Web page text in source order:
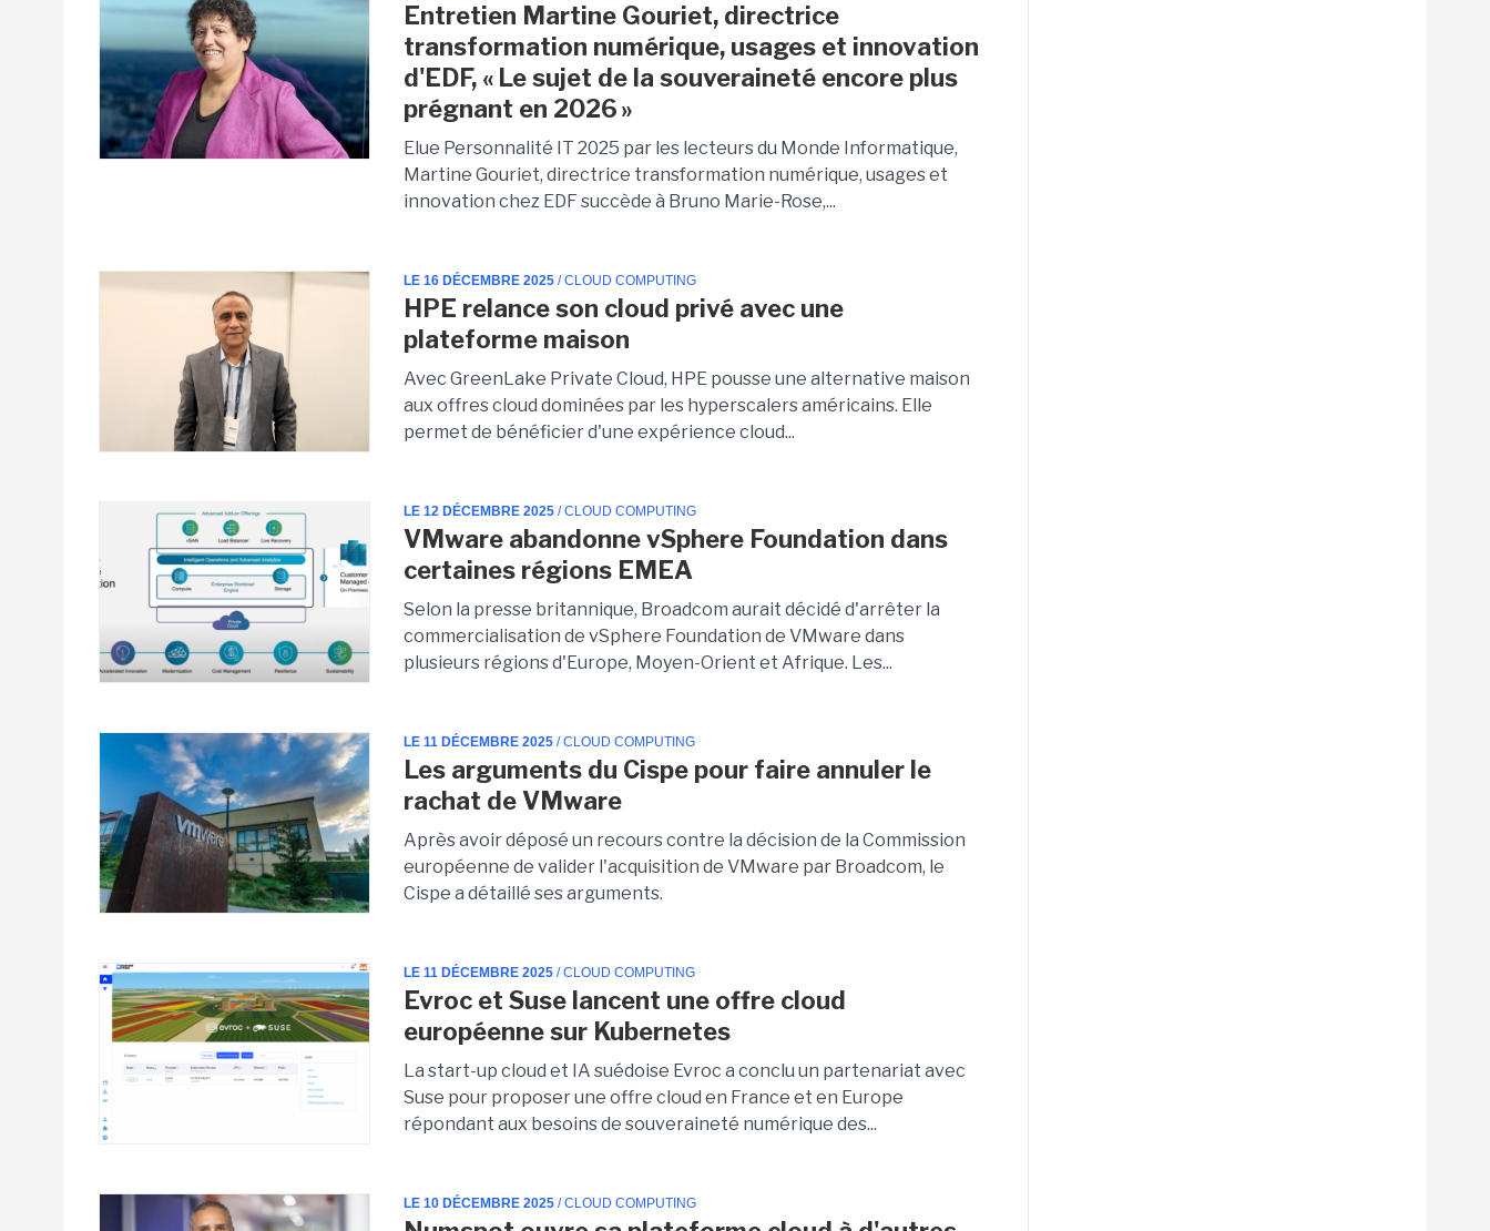
Entretien Martine Gouriet, directrice
transformation numérique, usages et innovation
d'EDF, « Le sujet de la souveraineté encore plus
prégnant en 2026 »
Elue Personnalité IT 2025 par les lecteurs du Monde Informatique,
Martine Gouriet, directrice transformation numérique, usages et
innovation chez EDF succède à Bruno Marie-Rose,...
LE 16 DÉCEMBRE 2025 / CLOUD COMPUTING
HPE relance son cloud privé avec une
plateforme maison
Avec GreenLake Private Cloud, HPE pousse une alternative maison
aux offres cloud dominées par les hyperscalers américains. Elle
permet de bénéficier d'une expérience cloud...
LE 12 DÉCEMBRE 2025 / CLOUD COMPUTING
VMware abandonne vSphere Foundation dans
certaines régions EMEA
Selon la presse britannique, Broadcom aurait décidé d'arrêter la
commercialisation de vSphere Foundation de VMware dans
plusieurs régions d'Europe, Moyen-Orient et Afrique. Les...
LE 11 DÉCEMBRE 2025 / CLOUD COMPUTING
Les arguments du Cispe pour faire annuler le
rachat de VMware
Après avoir déposé un recours contre la décision de la Commission
européenne de valider l'acquisition de VMware par Broadcom, le
Cispe a détaillé ses arguments.
LE 11 DÉCEMBRE 2025 / CLOUD COMPUTING
Evroc et Suse lancent une offre cloud
européenne sur Kubernetes
La start-up cloud et IA suédoise Evroc a conclu un partenariat avec
Suse pour proposer une offre cloud en France et en Europe
répondant aux besoins de souveraineté numérique des...
LE 10 DÉCEMBRE 2025 / CLOUD COMPUTING